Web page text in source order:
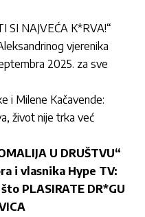
SI NAJVEĆA K*RVA!“
vjerenika
2025. za sve
i Milene Kačavende:
život nije trka već
U DRUŠTVU“
i vlasnika Hype TV:
PLASIRATE DR*GU